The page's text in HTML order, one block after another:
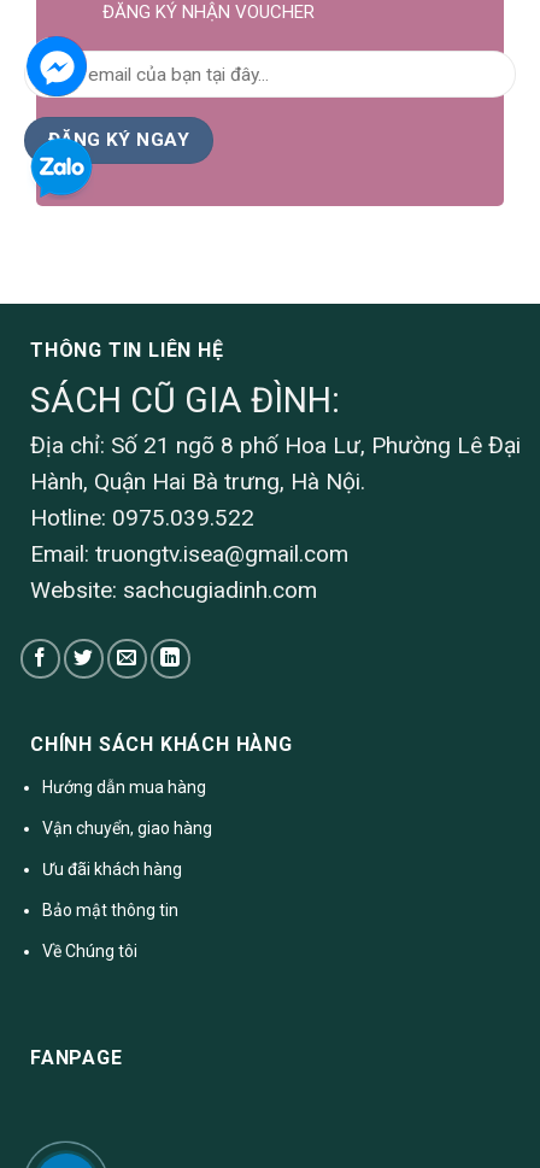
ĐĂNG KÝ NHẬN VOUCHER
THÔNG TIN LIÊN HỆ
SÁCH CŨ GIA ĐÌNH:
Địa chỉ: Số 21 ngõ 8 phố Hoa Lư, Phường Lê Đại
Hành, Quận Hai Bà trưng, Hà Nội.
Hotline: 0975.039.522
Email: truongtv.isea@gmail.com
Website: sachcugiadinh.com
CHÍNH SÁCH KHÁCH HÀNG
Hướng dẫn mua hàng
Vận chuyển, giao hàng
Ưu đãi khách hàng
Bảo mật thông tin
Về Chúng tôi
FANPAGE